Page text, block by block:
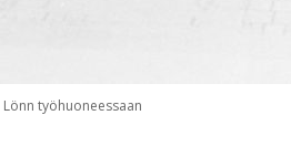
työhuoneessaan